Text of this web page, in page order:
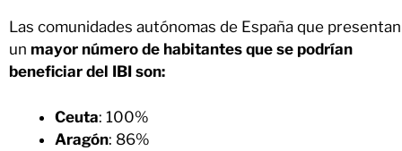
Las comunidades autónomas de España que presentan
un mayor número de habitantes que se podrían
beneficiar del IBI son:
Ceuta: 100%
Aragón: 86%